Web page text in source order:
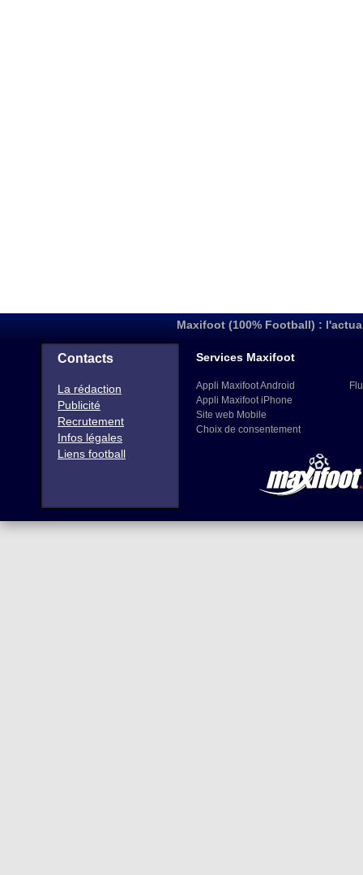
Maxifoot (100% Football) :
Contacts
La rédaction
Publicité
Recrutement
Infos légales
Liens football
Services Maxifoot
Appli Maxifoot Android
Appli Maxifoot iPhone
Site web Mobile
Choix de consentement